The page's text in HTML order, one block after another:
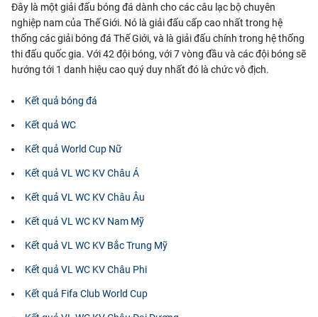
Đây là một giải đấu bóng đá dành cho các câu lạc bộ chuyên
nghiệp nam của Thế Giới. Nó là giải đấu cấp cao nhất trong hệ
thống các giải bóng đá Thế Giới, và là giải đấu chính trong hệ thống
thi đấu quốc gia. Với 42 đội bóng, với 7 vòng đầu và các đội bóng sẽ
hướng tới 1 danh hiệu cao quý duy nhất đó là chức vô địch.
Kết quả bóng đá
Kết quả WC
Kết quả World Cup Nữ
Kết quả VL WC KV Châu Á
Kết quả VL WC KV Châu Âu
Kết quả VL WC KV Nam Mỹ
Kết quả VL WC KV Bắc Trung Mỹ
Kết quả VL WC KV Châu Phi
Kết quả Fifa Club World Cup